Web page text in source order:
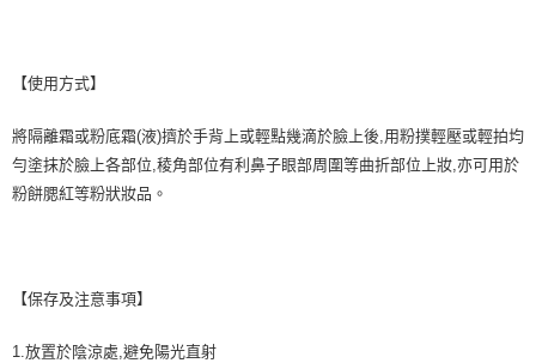
【使用方式】
將隔離霜或粉底霜(液)擠於手背上或輕點幾滴於臉上後,用粉撲輕壓或輕拍均
勻塗抹於臉上各部位,稜角部位有利鼻子眼部周圍等曲折部位上妝,亦可用於
粉餅腮紅等粉狀妝品。
【保存及注意事項】
1.放置於陰涼處,避免陽光直射